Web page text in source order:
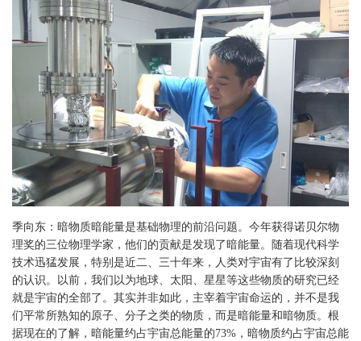
季向东：暗物质暗能量是基础物理的前沿问题。今年获得诺贝尔物
理奖的三位物理学家，他们的贡献是发现了暗能量。随着现代科学
技术迅猛发展，特别是近二、三十年来，人类对宇宙有了比较深刻
的认识。以前，我们以为地球、太阳、星星等这些物质的研究已经
就是宇宙的全部了。其实并非如此，主宰着宇宙命运的，并不是我
们平常所熟知的原子、分子之类的物质，而是暗能量和暗物质。根
据现在的了解，暗能量约占宇宙总能量的73%，暗物质约占宇宙总能